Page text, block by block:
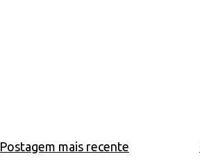
Postagem mais recente